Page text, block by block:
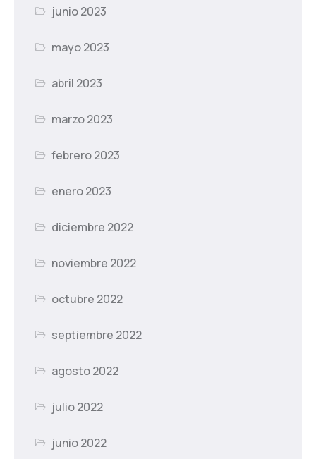
junio 2023
mayo 2023
abril 2023
marzo 2023
febrero 2023
enero 2023
diciembre 2022
noviembre 2022
octubre 2022
septiembre 2022
agosto 2022
julio 2022
junio 2022